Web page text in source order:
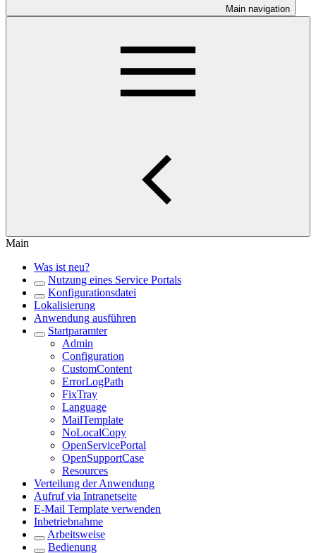
Main navigation
Main
Was ist neu?
Nutzung eines Service Portals
Konfigurationsdatei
Lokalisierung
Anwendung ausführen
Startparamter
Admin
Configuration
CustomContent
ErrorLogPath
FixTray
Language
MailTemplate
NoLocalCopy
OpenServicePortal
OpenSupportCase
Resources
Verteilung der Anwendung
Aufruf via Intranetseite
E-Mail Template verwenden
Inbetriebnahme
Arbeitsweise
Bedienung